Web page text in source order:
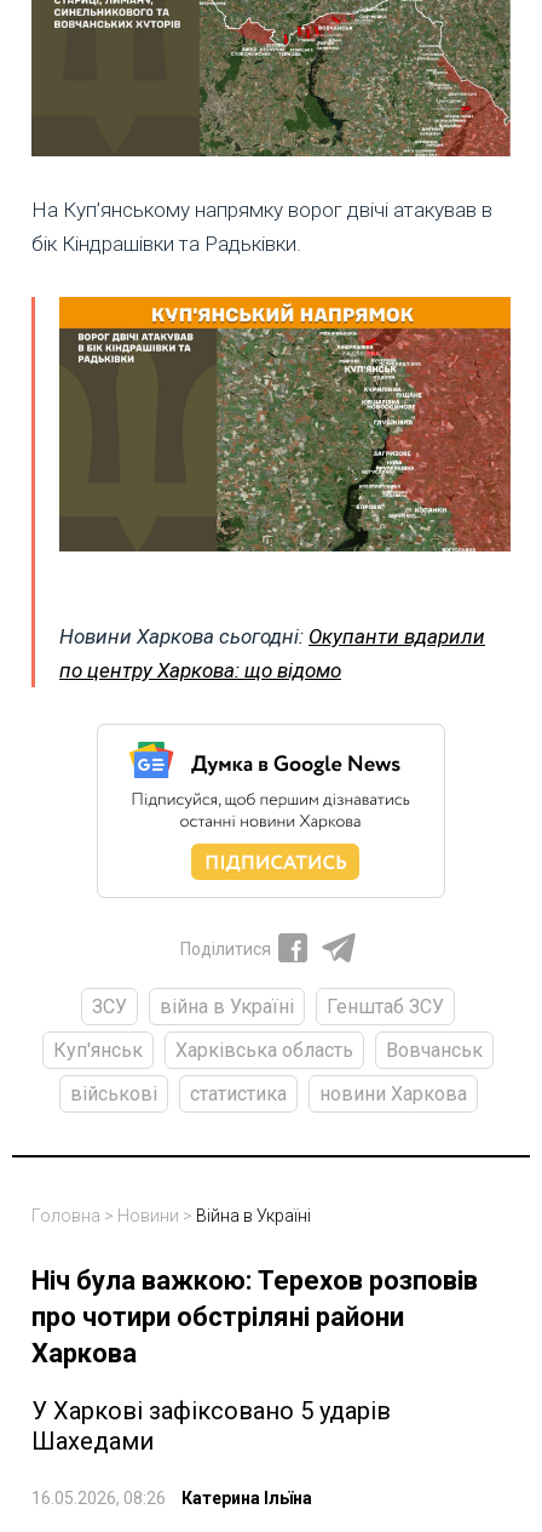
На Куп’янському напрямку ворог двічі атакував в
бік Кіндрашівки та Радьківки.
Новини Харкова сьогодні: Окупанти вдарили
по центру Харкова: що відомо
Поділитися
ЗСУ війна в Україні
Генштаб ЗСУ
Куп'янськ
Харківська область
Вовчанськ
військові
статистика новини Харкова
Головна > Новини > Війна в Україні
Ніч була важкою: Терехов розповів
про чотири обстріляні райони
Харкова
У Харкові зафіксовано 5 ударів
Шахедами
16.05.2026, 08:26 Катерина Ільїна